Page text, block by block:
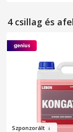
4 csillag és
Szponzorált